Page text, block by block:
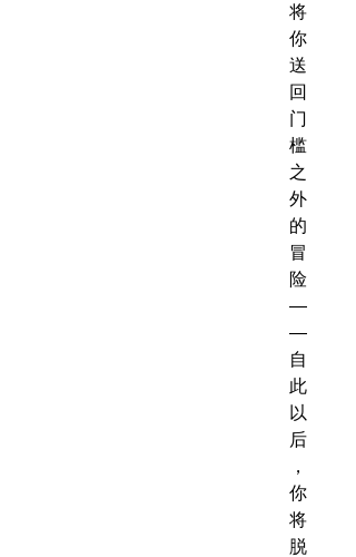
将
你
送
回
门
槛
之
外
的
冒
险
—
—
自
此
以
后
，
你
将
脱